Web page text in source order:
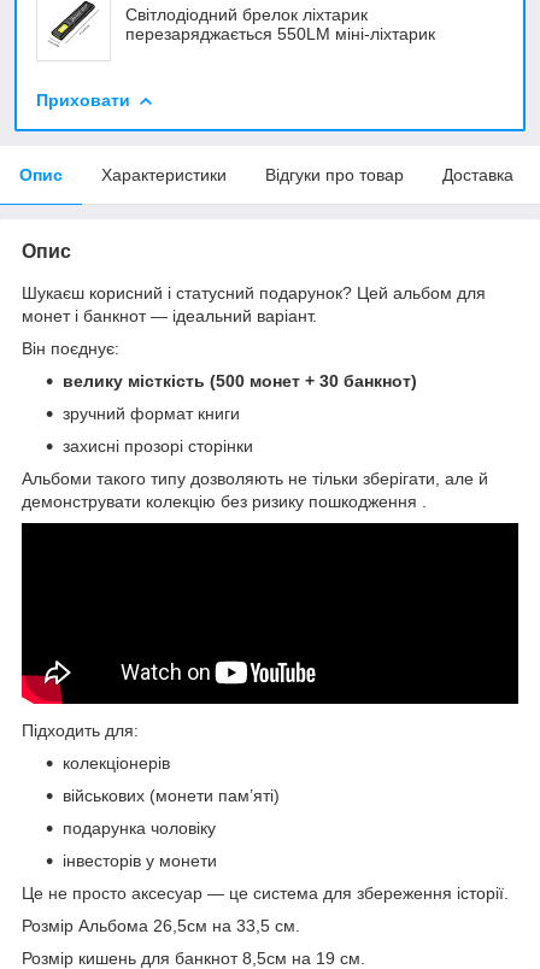
Світлодіодний брелок ліхтарик
перезаряджається 550LM міні-ліхтарик
Приховати
Опис Характеристики Відгуки про товар Доставка
Опис
Шукаєш корисний і статусний подарунок? Цей альбом для
монет і банкнот — ідеальний варіант.
Він поєднує:
велику місткість (500 монет + 30 банкнот)
зручний формат книги
захисні прозорі сторінки
Альбоми такого типу дозволяють не тільки зберігати, але й
демонструвати колекцію без ризику пошкодження .
Підходить для:
колекціонерів
військових (монети пам’яті)
подарунка чоловіку
інвесторів у монети
Це не просто аксесуар — це система для збереження історії.
Розмір Альбома 26,5см на 33,5 см.
Розмір кишень для банкнот 8,5см на 19 см.